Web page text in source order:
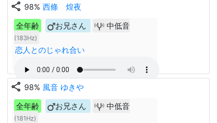
share 98% 西條 煌夜
全年齢
お兄さん 中低音
(183Hz)
恋人とのじゃれ合い
share 98% 風音 ゆきや
全年齢
お兄さん 中低音
(181Hz)